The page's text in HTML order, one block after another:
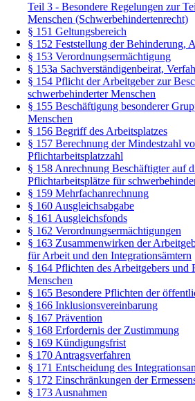
Teil 3 - Besondere Regelungen zur
Menschen (Schwerbehindertenrecht)
§ 151 Geltungsbereich
§ 152 Feststellung der Behinderung,
§ 153 Verordnungsermächtigung
§ 153a Sachverständigenbeirat,
§ 154 Pflicht der Arbeitgeber zur
schwerbehinderter Menschen
§ 155 Beschäftigung besonderer
Menschen
§ 156 Begriff des Arbeitsplatzes
§ 157 Berechnung der Mindestzahl
Pflichtarbeitsplatzzahl
§ 158 Anrechnung Beschäftigter auf
Pflichtarbeitsplätze für
§ 159 Mehrfachanrechnung
§ 160 Ausgleichsabgabe
§ 161 Ausgleichsfonds
§ 162 Verordnungsermächtigungen
§ 163 Zusammenwirken der
für Arbeit und den Integrationsämtern
§ 164 Pflichten des Arbeitgebers und
Menschen
§ 165 Besondere Pflichten der
§ 166 Inklusionsvereinbarung
§ 167 Prävention
§ 168 Erfordernis der Zustimmung
§ 169 Kündigungsfrist
§ 170 Antragsverfahren
§ 171 Entscheidung des
§ 172 Einschränkungen der
§ 173 Ausnahmen